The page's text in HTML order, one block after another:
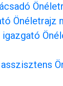
Önéletrajz